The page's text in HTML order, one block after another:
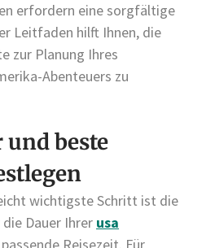
erfordern eine sorgfältige
Leitfaden hilft Ihnen, die
zur Planung Ihres
Abenteuers zu
und beste
wichtigste Schritt ist die
Dauer Ihrer usa